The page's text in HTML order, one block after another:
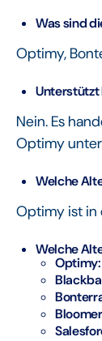
Was sind
Optimy,
Unterstützt
Nein. Es
Optimy
Welche
Optimy ist in
Welche
Optimy: